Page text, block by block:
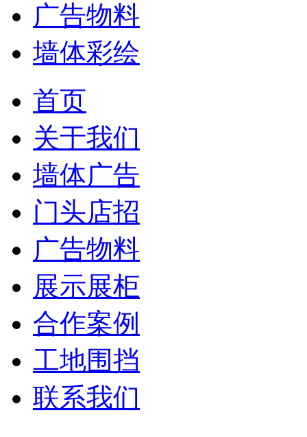
广告物料
墙体彩绘
首页
关于我们
墙体广告
门头店招
广告物料
展示展柜
合作案例
工地围挡
联系我们